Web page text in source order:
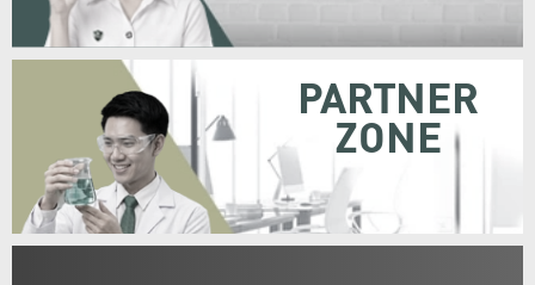
PARTNER
ZONE